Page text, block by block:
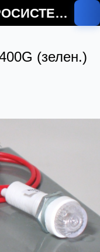
СУЧАСНІ ЕЛЕКТРОСИСТЕМИ
(зелен.)